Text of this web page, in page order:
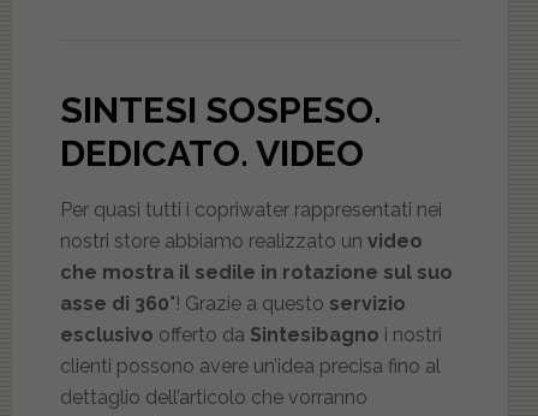
SINTESI SOSPESO.
DEDICATO. VIDEO
Per quasi tutti i copriwater rappresentati nei
nostri store abbiamo realizzato un video
che mostra il sedile in rotazione sul suo
asse di 360°! Grazie a questo servizio
esclusivo offerto da Sintesibagno i nostri
clienti possono avere un’idea precisa fino al
dettaglio dell’articolo che vorranno